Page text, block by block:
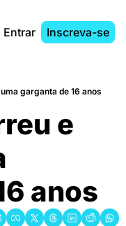
Entrar Inscreva-se
garganta de 16 anos
e
anos